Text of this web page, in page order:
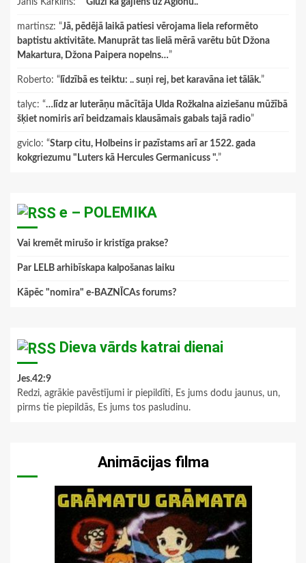
Janis Karklins: “ "Gluži kā gājiens uz Aglonu.."
martinsz: “Jā, pēdējā laikā patiesi vērojama liela reformēto
baptistu aktivitāte. Manuprāt tas lielā mērā varētu būt Džona
Makartura, Džona Paipera nopelns…”
Roberto: “ līdzībā es teiktu: .. suņi rej, bet karavāna iet tālāk.”
talyc: “…līdz ar luterāņu mācītāja Ulda Rožkalna aiziešanu mūžībā
šķiet nomiris arī beidzamais klausāmais gabals tajā radio”
gviclo: “Starp citu, Holbeins ir pazīstams arī ar 1522. gada
kokgriezumu "Luters kā Hercules Germanicuss ".”
e – POLEMIKA
Vai kremēt mirušo ir kristīga prakse?
Par LELB arhibīskapa kalpošanas laiku
Kāpēc "nomira" e-BAZNĪCAs forums?
Dieva vārds katrai dienai
Jes.42:9
Redzi, agrākie pavēstījumi ir piepildīti, Es jums dodu jaunus, un,
pirms tie piepildās, Es jums tos pasludinu.
Animācijas filma